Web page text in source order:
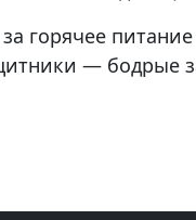
горячее
— бодрые